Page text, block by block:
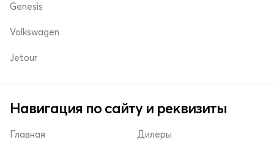
Genesis
Volkswagen
Jetour
Навигация по сайту и реквизиты
Главная Дилеры